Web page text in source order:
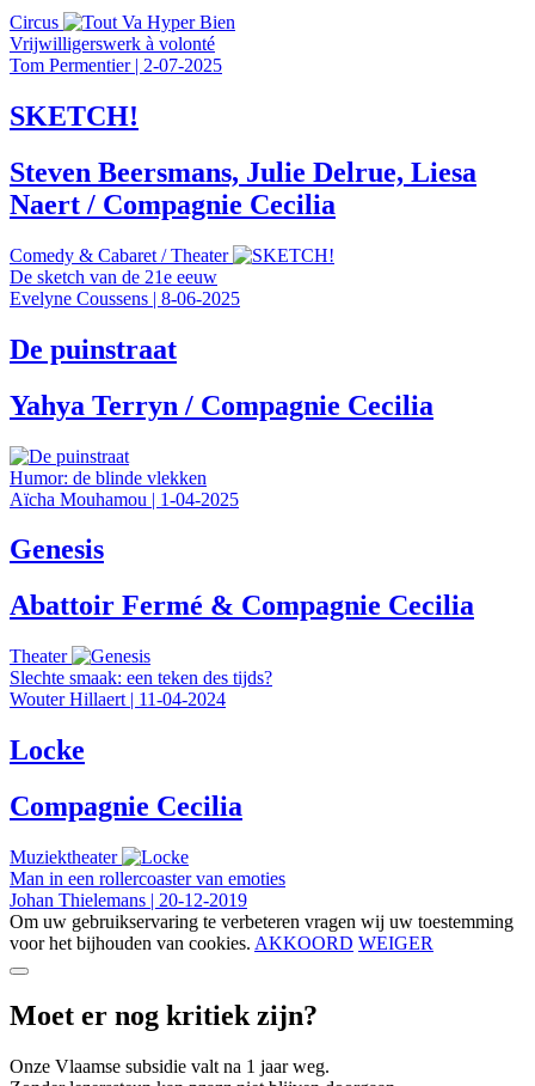
Circus
Vrijwilligerswerk à volonté
Tom Permentier| 2-07-2025
SKETCH!
Steven Beersmans, Julie Delrue, Liesa
Naert / Compagnie Cecilia
Comedy & Cabaret /Theater
De sketch van de 21e eeuw
Evelyne Coussens | 8-06-2025
De puinstraat
Yahya Terryn / Compagnie Cecilia
Humor: de blinde vlekken
Aïcha Mouhamou | 1-04-2025
Genesis
Abattoir Fermé & Compagnie Cecilia
Theater
Slechte smaak: een teken des tijds?
Wouter Hillaert | 11-04-2024
Locke
Compagnie Cecilia
Muziektheater
Man in een rollercoaster van emoties
Johan Thielemans | 20-12-2019
Om uw gebruikservaring te verbeteren vragen wij uw toestemming
voor het bijhouden van cookies. AKKOORD WEIGER
Moet er nog kritiek zijn?
Onze Vlaamse subsidie valt na 1 jaar weg.